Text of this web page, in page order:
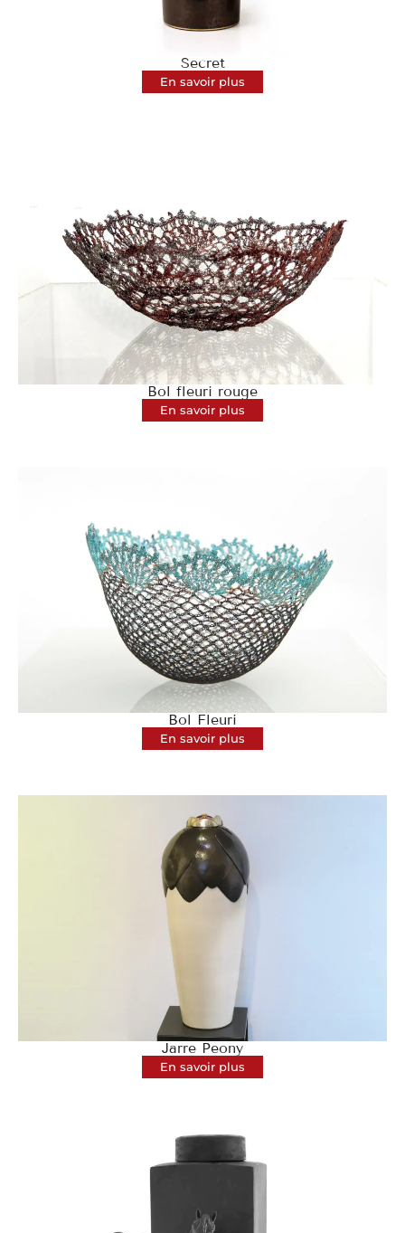
Secret
En savoir plus
Bol fleuri rouge
En savoir plus
Bol Fleuri
En savoir plus
Jarre Peony
En savoir plus